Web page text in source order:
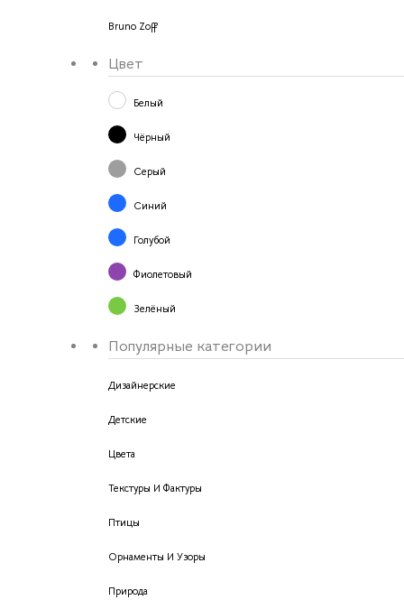
Bruno Zoff
Цвет
Белый
Чёрный
Серый
Синий
Голубой
Фиолетовый
Зелёный
Популярные категории
Дизайнерские
Детские
Цвета
Текстуры И Фактуры
Птицы
Орнаменты И Узоры
Природа